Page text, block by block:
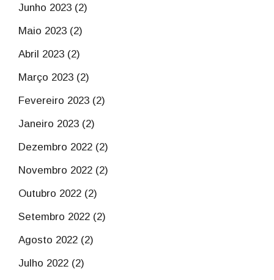
Junho 2023 (2)
Maio 2023 (2)
Abril 2023 (2)
Março 2023 (2)
Fevereiro 2023 (2)
Janeiro 2023 (2)
Dezembro 2022 (2)
Novembro 2022 (2)
Outubro 2022 (2)
Setembro 2022 (2)
Agosto 2022 (2)
Julho 2022 (2)